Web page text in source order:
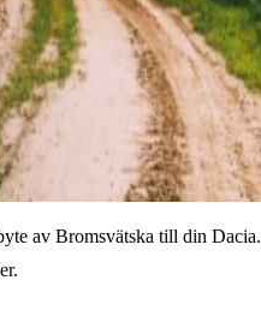
av Bromsvätska till din Dacia.